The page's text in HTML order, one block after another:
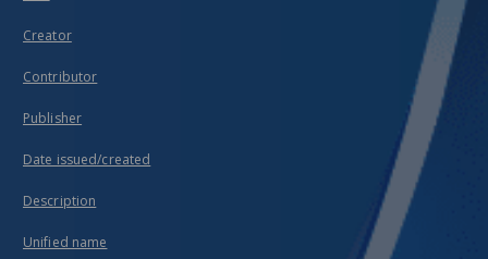
Creator
Contributor
Publisher
Date issued/created
Description
Unified name